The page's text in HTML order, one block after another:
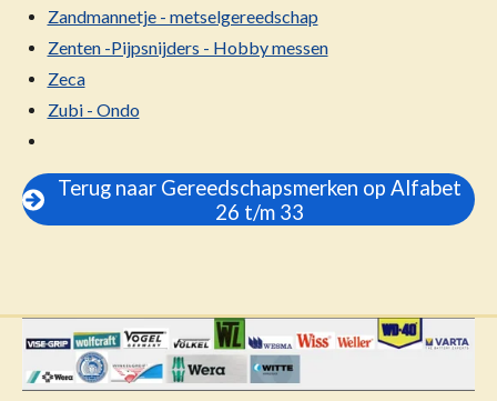
Zandmannetje - metselgereedschap
Zenten -Pijpsnijders - Hobby messen
Zeca
Zubi - Ondo
Terug naar Gereedschapsmerken op Alfabet
26 t/m 33